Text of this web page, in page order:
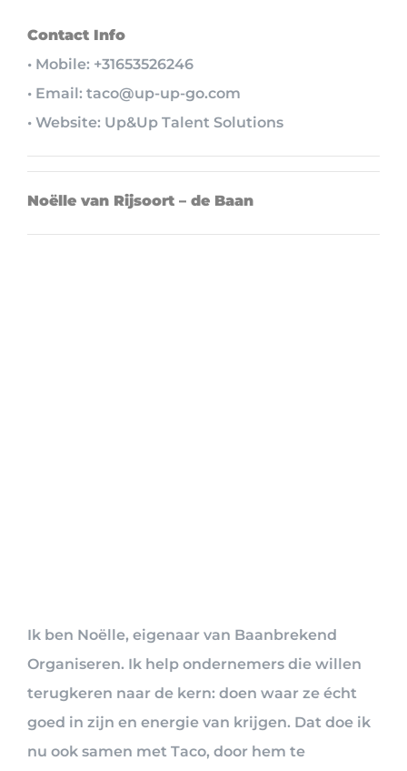
Contact Info
• Mobile: +31653526246
• Email: taco@up-up-go.com
• Website: Up&Up Talent Solutions
Noëlle van Rijsoort – de Baan
Ik ben Noëlle, eigenaar van Baanbrekend
Organiseren. Ik help ondernemers die willen
terugkeren naar de kern: doen waar ze écht
goed in zijn en energie van krijgen. Dat doe ik
nu ook samen met Taco, door hem te